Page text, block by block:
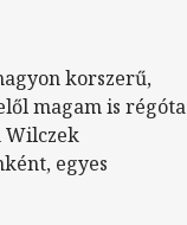
korszerű,
magam is régóta
Wilczek
egyes